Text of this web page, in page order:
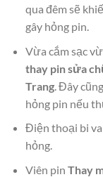
qua đêm sẽ
gây hỏng pin.
Vừa cắm sạc
thay pin sửa
Trang. Đây
hỏng pin nếu
Điện thoại bi va
hỏng.
Viên pin Thay